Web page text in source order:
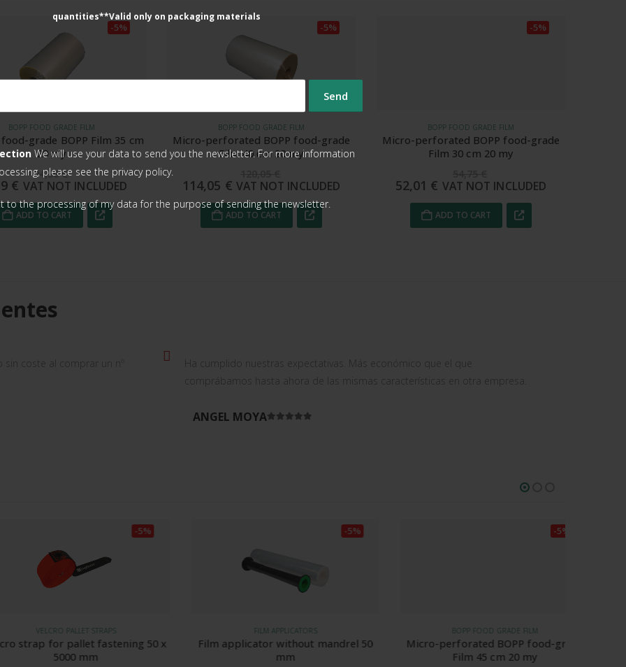
quantities**Valid only on packaging materials
We will use your data to send you the newsletter. For more information
please see the privacy policy.
to the processing of my data for the purpose of sending the newsletter.
BOPP FOOD GRADE FILM
grade BOPP Film 35 cm
20 my
94,30€
€ VAT NOT INCLUDED
-5%
ADD TO CART
BOPP FOOD GRADE FILM
Micro-perforated BOPP food-grade
Film 40 cm 20 my
114,05 € VAT NOT INCLUDED
-5%
ADD TO CART
BOPP FOOD GRADE FILM
Micro-perforated BOPP food-grade
Film 30 cm 20 my
52,01 € VAT NOT INCLUDED
-5%
ADD TO CART
coste al comprar un nº
Ha cumplido nuestras expectativas. Más económico que el que
comprábamos hasta ahora de las mismas características en otra empresa.
ANGEL MOYA
VELCRO PALLET STRAPS
for pallet fastening 50 x
5000 mm
FILM APPLICATORS
Film applicator without mandrel 50
BOPP FOOD GRADE FILM
Micro-perforated BOPP food-grade
Film 45 cm 20 my